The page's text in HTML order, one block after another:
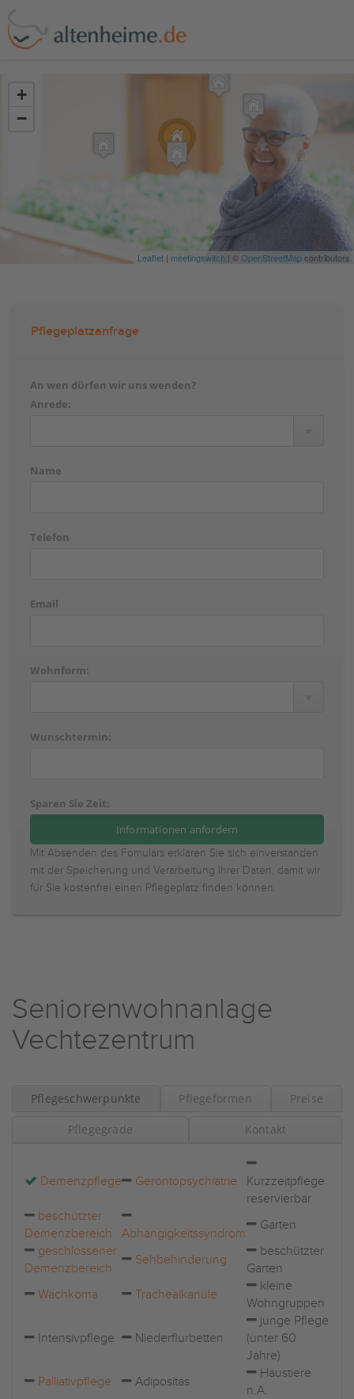
+
−
Leaflet | meetingswitch | ©OpenStreetMapcontributors
Pflegeplatzanfrage
An wen dürfen wir uns wenden?
Anrede:
Name
Telefon
Email
Wohnform:
Wunschtermin:
Sparen Sie Zeit:
Mit Absenden des Fomulars erklären Sie sich einverstanden
mit der Speicherung und Verarbeitung Ihrer Daten, damit wir
für Sie kostenfrei einen Pflegeplatz finden können.
Seniorenwohnanlage
Vechtezentrum
Pflegeschwerpunkte Pflegeformen Preise
Pflegegrade Kontakt
Demenzpflege Gerontopsychiatrie
Kurzzeitpflege
reservierbar
beschützter
Demenzbereich
Abhängigkeitssyndrom
Garten
geschlossener
Demenzbereich
Sehbehinderung
beschützter
Garten
Wachkoma
Trachealkanüle
kleine
Wohngruppen
Intensivpflege Niederflurbetten
junge Pflege
(unter 60
Jahre)
Palliativpflege
Adipositas
Haustiere
n.A.